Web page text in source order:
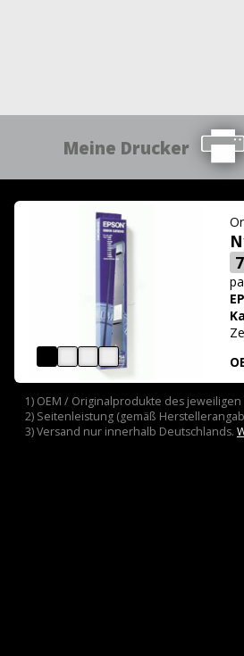
Meine Drucker
1) OEM / Originalprodukte des
2) Seitenleistung (gemäß
3) Versand nur innerhalb Deutschlands.